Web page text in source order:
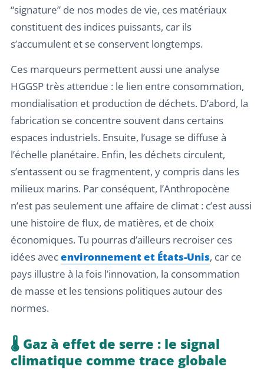
“signature” de nos modes de vie, ces matériaux
constituent des indices puissants, car ils
s’accumulent et se conservent longtemps.
Ces marqueurs permettent aussi une analyse
HGGSP très attendue : le lien entre consommation,
mondialisation et production de déchets. D’abord, la
fabrication se concentre souvent dans certains
espaces industriels. Ensuite, l’usage se diffuse à
l’échelle planétaire. Enfin, les déchets circulent,
s’entassent ou se fragmentent, y compris dans les
milieux marins. Par conséquent, l’Anthropocène
n’est pas seulement une affaire de climat : c’est aussi
une histoire de flux, de matières, et de choix
économiques. Tu pourras d’ailleurs recroiser ces
idées avecenvironnement et États-Unis, car ce
pays illustre à la fois l’innovation, la consommation
de masse et les tensions politiques autour des
normes.
🌡️ Gaz à effet de serre : le signal
climatique comme trace globale